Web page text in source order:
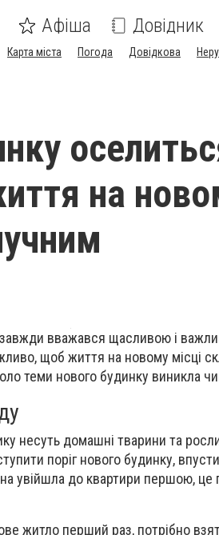
Афіша Довідник
Карта міста Погода Довідкова
на
завжди вважався щасливою і
щоб життя на новому місці
теми нового будинку виникла
несуть домашні тварини та
поріг нового будинку,
увійшла до квартири першою, це
житло перший раз, потрібно